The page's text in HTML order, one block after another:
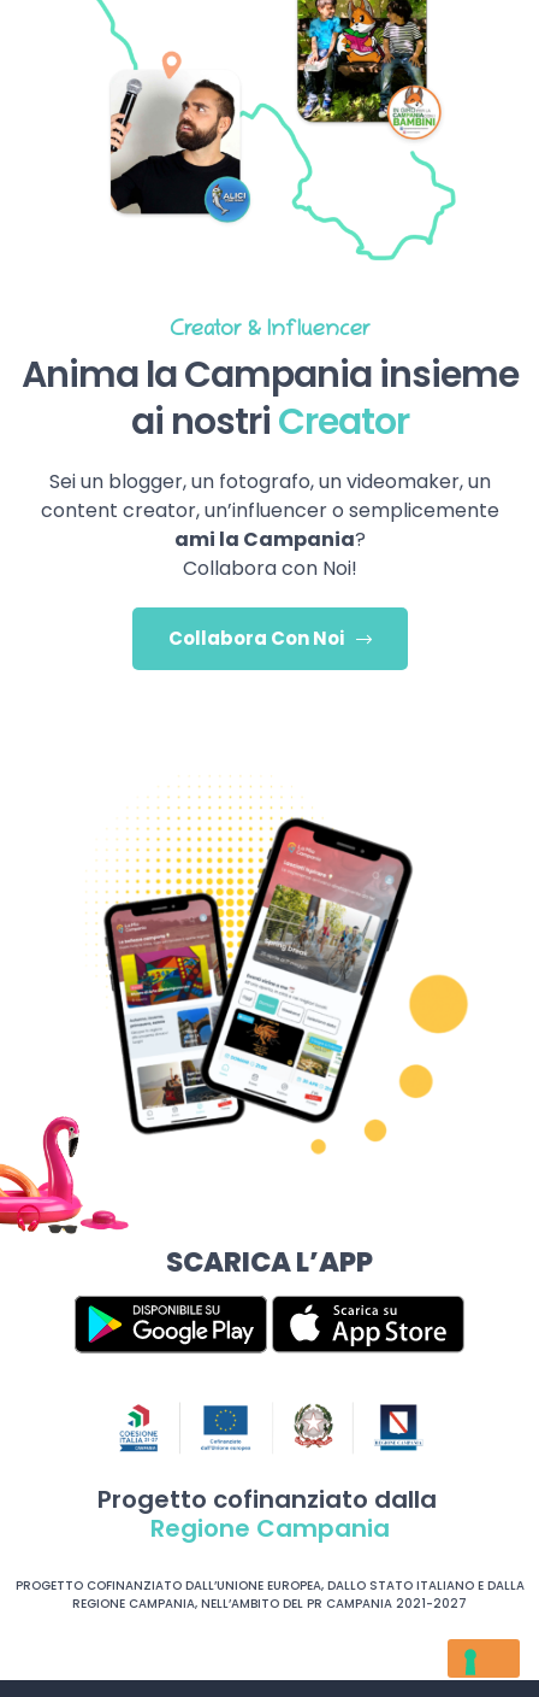
Creator & Influencer
Anima la Campania insieme
ai nostriCreator
Sei un blogger, un fotografo, un videomaker, un
content creator, un’influencer o semplicemente
ami la Campania?
Collabora con Noi!
Collabora Con Noi
SCARICA L’APP
Progetto cofinanziato dalla
Regione Campania
PROGETTO COFINANZIATO DALL’UNIONE EUROPEA, DALLO STATO ITALIANO E DALLA
REGIONE CAMPANIA, NELL’AMBITO DEL PR CAMPANIA 2021-2027